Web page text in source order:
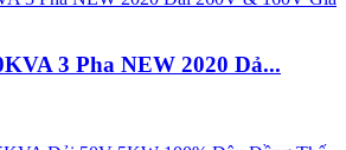
3 Pha NEW 2020 Dả...